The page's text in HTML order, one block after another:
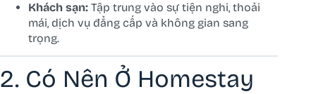
Khách sạn: Tập trung vào sự tiện nghi, thoải
mái, dịch vụ đẳng cấp và không gian sang
trọng.
2. Có Nên Ở Homestay